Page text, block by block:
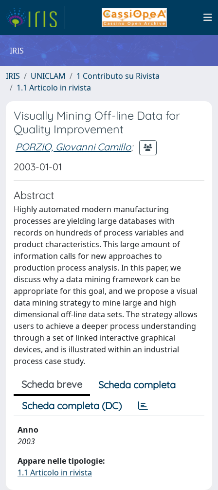
IRIS
IRIS UNICLAM
1 Contributo su Rivista
1.1 Articolo in rivista
Visually Mining Off-line Data for
Quality Improvement
PORZIO, Giovanni Camillo;
2003-01-01
Abstract
Highly automated modern manufacturing
processes are yielding large databases with
records on hundreds of process variables and
product characteristics. This large amount of
information calls for new approaches to
production process analysis. In this paper, we
discuss why a data mining framework can be
appropriate for this goal, and we propose a visual
data mining strategy to mine large and high
dimensional off-line data sets. The strategy allows
users to achieve a deeper process understanding
through a set of linked interactive graphical
devices, and is illustrated within an industrial
process case study.
Scheda breve
Scheda completa
Scheda completa (DC)
Anno
2003
Appare nelle tipologie:
1.1 Articolo in rivista